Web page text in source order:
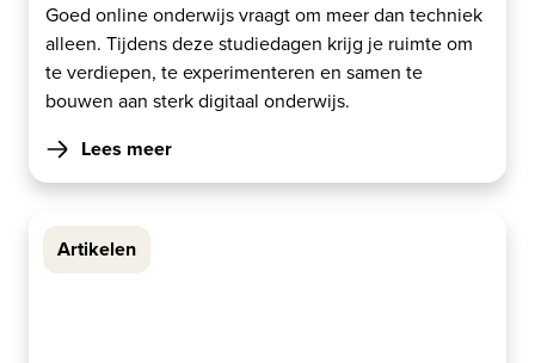
Goed online onderwijs vraagt om meer dan techniek
alleen. Tijdens deze studiedagen krijg je ruimte om
te verdiepen, te experimenteren en samen te
bouwen aan sterk digitaal onderwijs.
Lees meer
Artikelen